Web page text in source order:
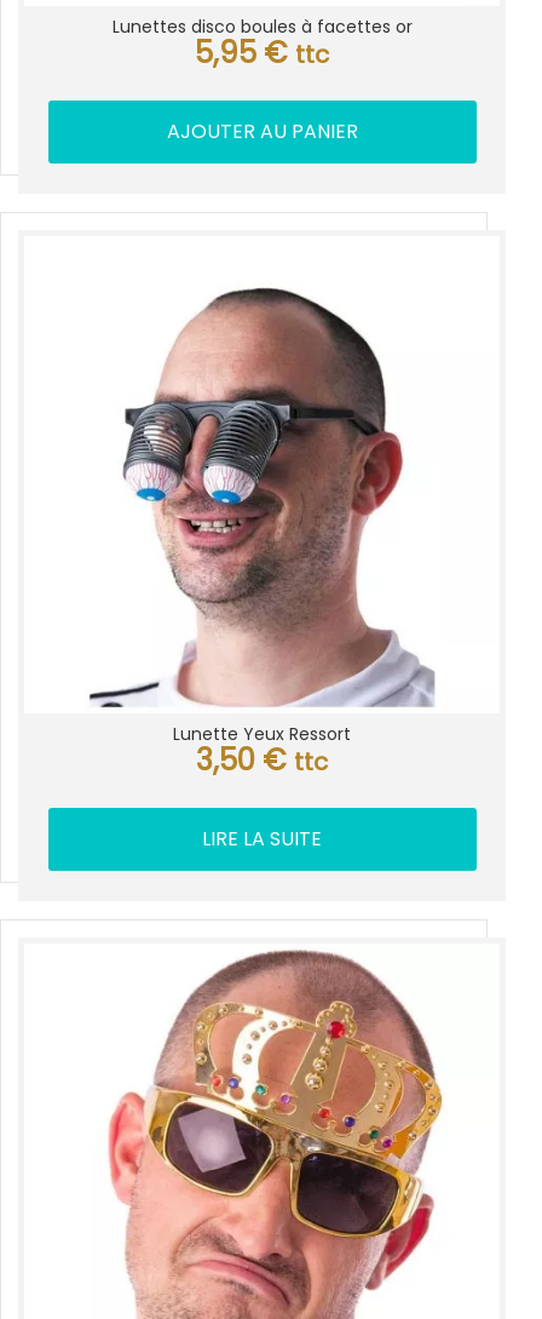
Lunettes disco boules à facettes or
5,95 € ttc
AJOUTER AU PANIER
Lunette Yeux Ressort
3,50 € ttc
LIRE LA SUITE